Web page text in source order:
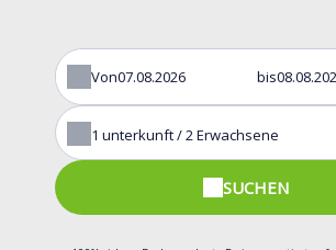
Von bis
1 unterkunft /2 Erwachsene
SUCHEN